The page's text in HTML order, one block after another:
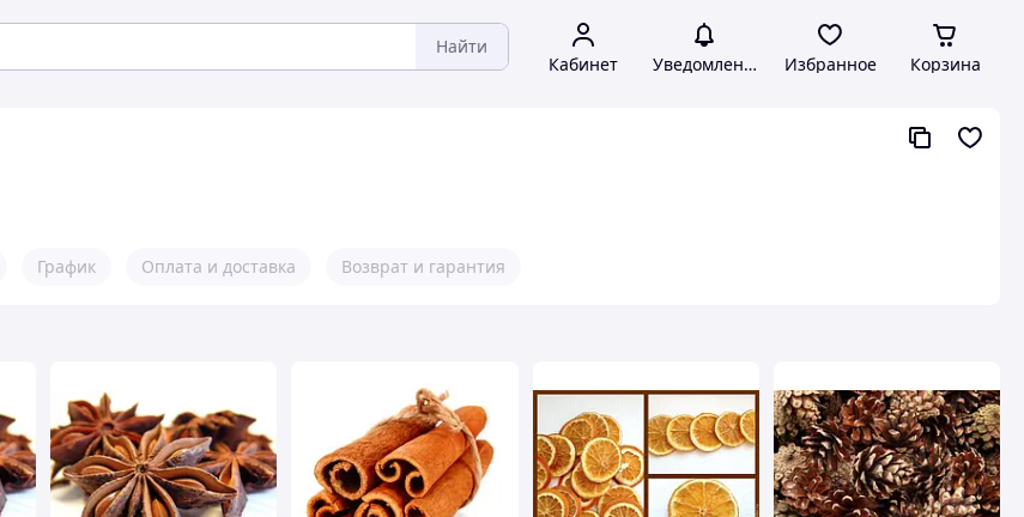
Найти
Кабинет Уведомления Избранное Корзина
График Оплата и доставка Возврат и гарантия